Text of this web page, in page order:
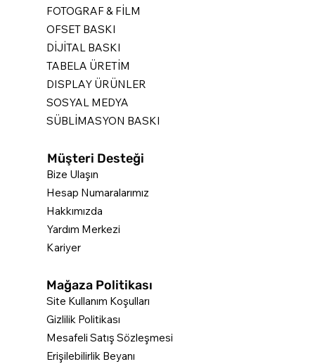
Mağaza Politikası
Site Kullanım Koşulları
Gizlilik Politikası
Mesafeli Satış Sözleşmesi
Erişilebilirlik Beyanı
Bize Ulaşın
Hesap Numaralarımız
Hakkımızda
Yardım Merkezi
Kariyer
Müşteri Desteği
FOTOGRAF & FİLM
OFSET BASKI
DİJİTAL BASKI
TABELA ÜRETİM
DISPLAY ÜRÜNLER
SOSYAL MEDYA
SÜBLİMASYON BASKI